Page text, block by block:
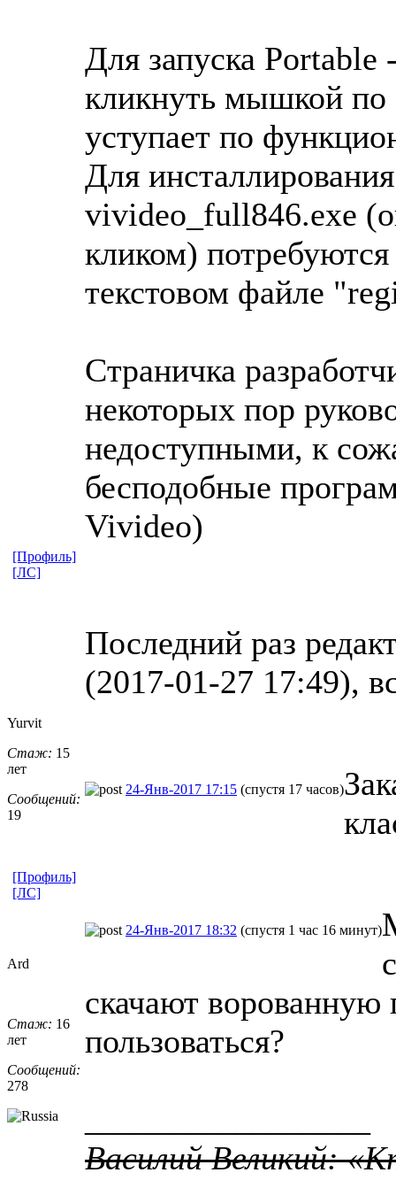
Для запуска Portable
кликнуть мышкой
уступает по
Для
vivideo_full846.exe
кликом)
текстовом файле
Cтраничка
некоторых пор
недоступными, к
бесподобные
Vivideo)
Последний раз
(2017-01-27 17:49),
[Профиль]
[ЛС]
Yurvit
Стаж: 15
лет
Сообщений:
19
24-Янв-2017 17:15 (спустя 17 часов)
[Профиль]
[ЛС]
Ard
Стаж: 16
лет
Сообщений:
278
24-Янв-2017 18:32 (спустя 1 час 16 минут)
скачают
пользоваться?
Василий Великий: